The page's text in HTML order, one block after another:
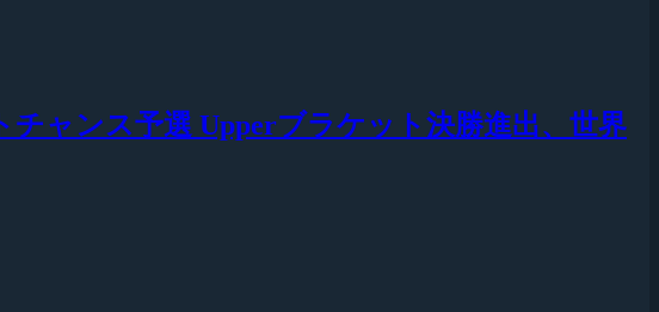
チャンス予選 Upperブラケット決勝進出、世界